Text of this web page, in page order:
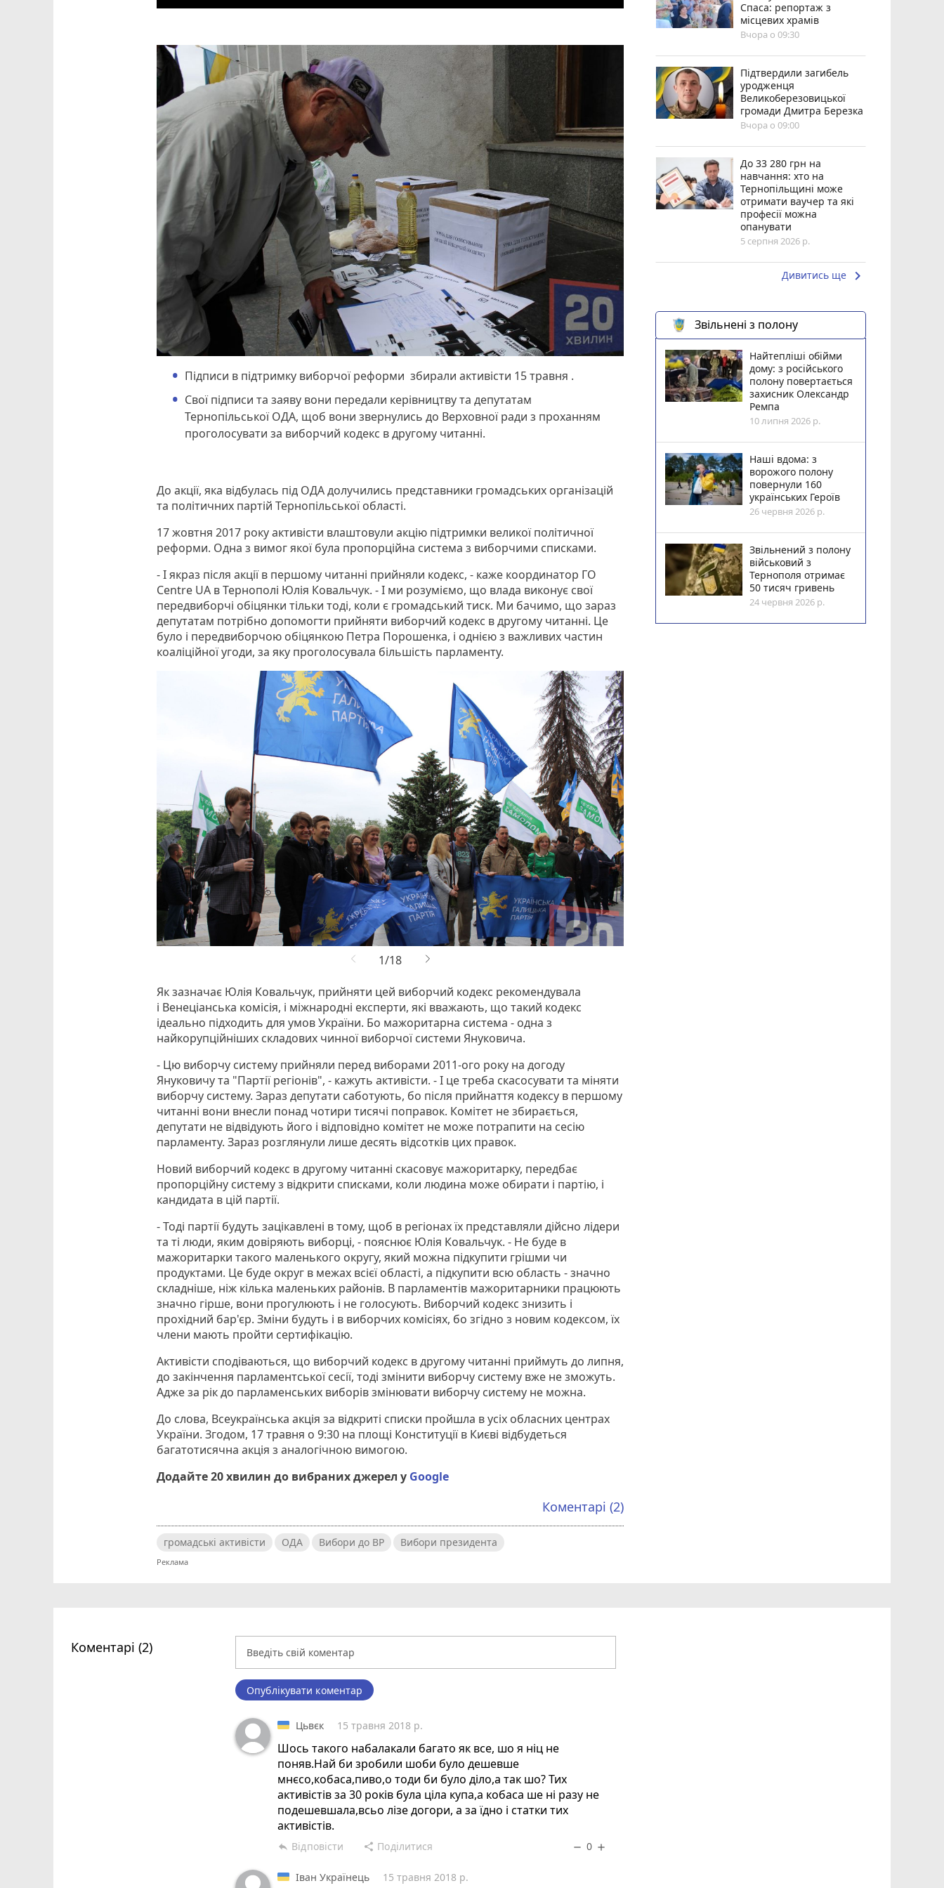
Підписи в підтримку виборчої реформи збирали активісти 15 травня .
Свої підписи та заяву вони передали керівництву та депутатам
Тернопільської ОДА, щоб вони звернулись до Верховної ради з проханням
проголосувати за виборчий кодекс в другому читанні.
До акції, яка відбулась під ОДА долучились представники громадських організацій
та політичних партій Тернопільської області.
17 жовтня 2017 року активісти влаштовули акцію підтримки великої політичної
реформи. Одна з вимог якої була пропорційна система з виборчими списками.
- І якраз після акції в першому читанні прийняли кодекс, - каже координатор ГО
Centre UA в Тернополі Юлія Ковальчук. - І ми розуміємо, що влада виконує свої
передвиборчі обіцянки тільки тоді, коли є громадський тиск. Ми бачимо, що зараз
депутатам потрібно допомогти прийняти виборчий кодекс в другому читанні. Це
було і передвиборчою обіцянкою Петра Порошенка, і однією з важливих частин
коаліційної угоди, за яку проголосувала більшість парламенту.

Як зазначає Юлія Ковальчук, прийняти цей виборчий кодекс рекомендувала
і Венеціанська комісія, і міжнародні експерти, які вважають, що такий кодекс
ідеально підходить для умов України. Бо мажоритарна система - одна з
найкорупційніших складових чинної виборчої системи Януковича.
- Цю виборчу систему прийняли перед виборами 2011-ого року на догоду
Януковичу та "Партії регіонів", - кажуть активісти. - І це треба скасосувати та міняти
виборчу систему. Зараз депутати саботують, бо після прийнаття кодексу в першому
читанні вони внесли понад чотири тисячі поправок. Комітет не збирається,
депутати не відвідують його і відповідно комітет не може потрапити на сесію
парламенту. Зараз розглянули лише десять відсотків цих правок.
Новий виборчий кодекс в другому читанні скасовує мажоритарку, передбає
пропорційну систему з відкрити списками, коли людина може обирати і партію, і
кандидата в цій партії.
- Тоді партії будуть зацікавлені в тому, щоб в регіонах їх представляли дійсно лідери
та ті люди, яким довіряють виборці, - пояснює Юлія Ковальчук. - Не буде в
мажоритарки такого маленького округу, який можна підкупити грішми чи
продуктами. Це буде округ в межах всієї області, а підкупити всю область - значно
складніше, ніж кілька маленьких районів. В парламентів мажоритарники працюють
значно гірше, вони прогулюють і не голосують. Виборчий кодекс знизить і
прохідний бар'єр. Зміни будуть і в виборчих комісіях, бо згідно з новим кодексом, їх
члени мають пройти сертифікацію.
Активісти сподіваються, що виборчий кодекс в другому читанні приймуть до липня,
до закінчення парламентської сесії, тоді змінити виборчу систему вже не зможуть.
Адже за рік до парламенських виборів змінювати виборчу систему не можна.
До слова, Всеукраїнська акція за відкриті списки пройшла в усіх обласних центрах
України. Згодом, 17 травня о 9:30 на площі Конституції в Києві відбудеться
багатотисячна акція з аналогічною вимогою.
Додайте 20 хвилин до вибраних джерел у Google
Коментарі (2)
громадські активісти ОДА Вибори до ВР Вибори президента
Спаса: репортаж з
місцевих храмів
Вчора о 09:30
Підтвердили загибель
уродженця
Великоберезовицької
громади Дмитра Березка
Вчора о 09:00
До 33 280 грн на
навчання: хто на
Тернопільщині може
отримати ваучер та які
професії можна
опанувати
5 серпня 2026 р.
Дивитись ще keyboard_arrow_right
Звільнені з полону
Найтепліші обійми
дому: з російського
полону повертається
захисник Олександр
Ремпа
10 липня 2026 р.
Наші вдома: з
ворожого полону
повернули 160
українських Героїв
26 червня 2026 р.
Звільнений з полону
військовий з
Тернополя отримає
50 тисяч гривень
24 червня 2026 р.
Коментарі (2)
Опублікувати коментар
Цьвєк 15 травня 2018 р.
Шось такого набалакали багато як все, шо я ніц не
поняв.Най би зробили шоби було дешевше
мнєсо,кобаса,пиво,о тоди би було діло,а так шо? Тих
активістів за 30 років була ціла купа,а кобаса ше ні разу не
подешевшала,всьо лізе догори, а за їдно і статки тих
активістів.
reply Відповісти share Поділитися remove 0 add
Іван Українець 15 травня 2018 р.